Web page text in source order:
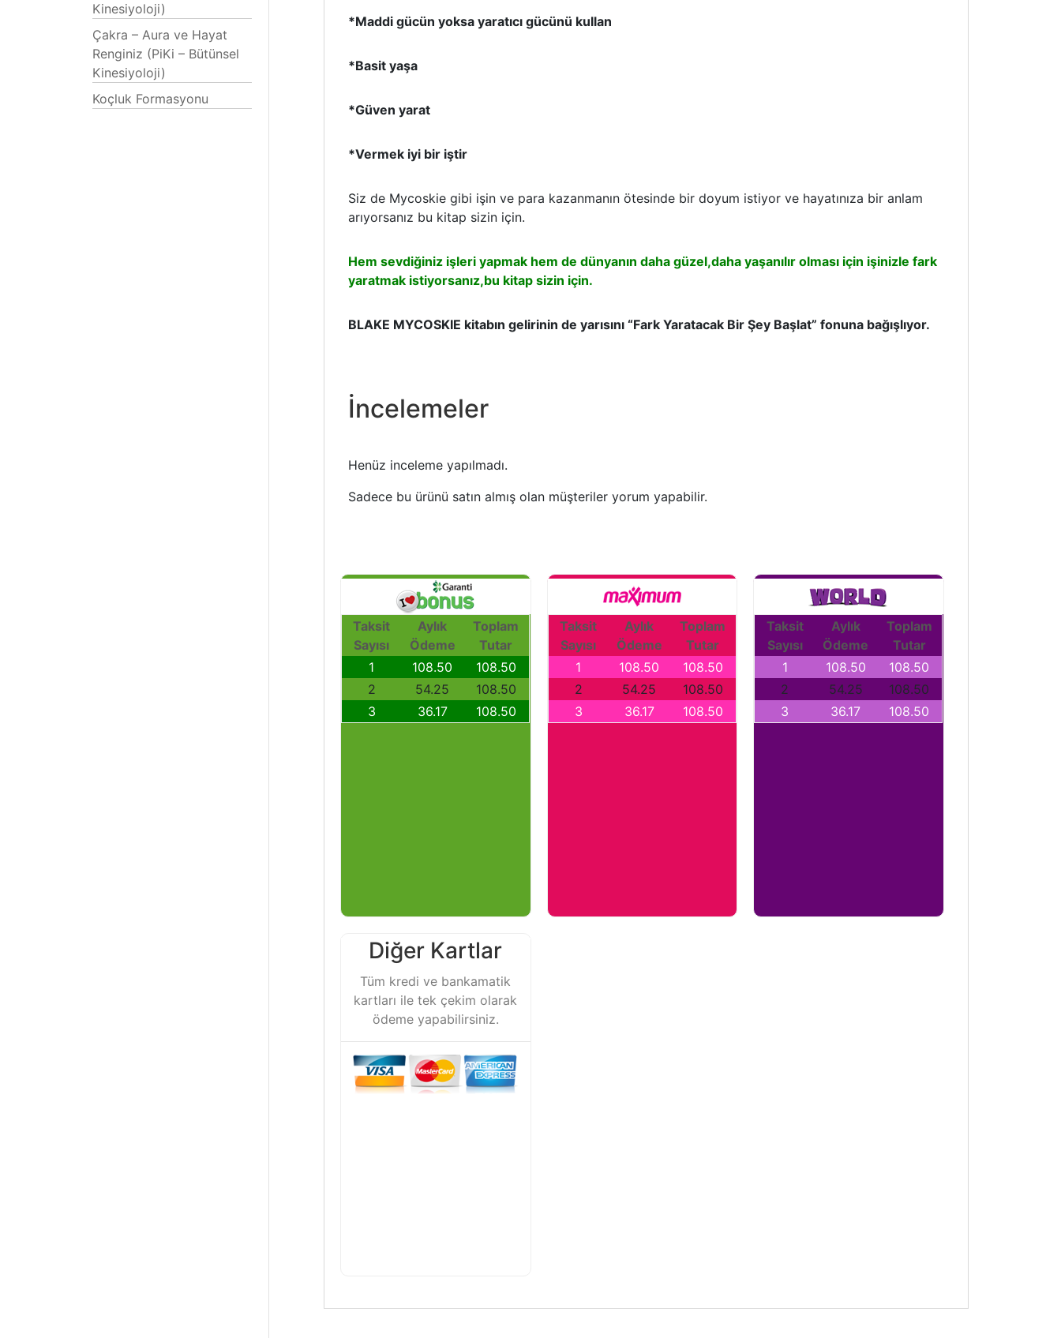
*Maddi gücün yoksa yaratıcı gücünü kullan
*Basit yaşa
*Güven yarat
*Vermek iyi bir iştir
Siz de Mycoskie gibi işin ve para kazanmanın ötesinde bir doyum istiyor ve hayatınıza bir anlam
arıyorsanız bu kitap sizin için.
Hem sevdiğiniz işleri yapmak hem de dünyanın daha güzel,daha yaşanılır olması için işinizle fark
yaratmak istiyorsanız,bu kitap sizin için.
BLAKE MYCOSKIE kitabın gelirinin de yarısını “Fark Yaratacak Bir Şey Başlat” fonuna bağışlıyor.
İncelemeler
Henüz inceleme yapılmadı.
Sadece bu ürünü satın almış olan müşteriler yorum yapabilir.
Taksit
Sayısı
Aylık
Ödeme
Toplam
Tutar
1
108.50
108.50
2
54.25
108.50
3
36.17 108.50
Taksit
Sayısı
Aylık
Ödeme
Toplam
Tutar
1
108.50
108.50
2
54.25
108.50
3
36.17 108.50
Taksit
Sayısı
Aylık
Ödeme
Toplam
Tutar
1
108.50
108.50
2
54.25
108.50
3
36.17 108.50
Diğer Kartlar
Tüm kredi ve bankamatik
kartları ile tek çekim olarak
ödeme yapabilirsiniz.
Kinesiyoloji)
Çakra – Aura ve Hayat
Renginiz (PiKi – Bütünsel
Kinesiyoloji)
Koçluk Formasyonu